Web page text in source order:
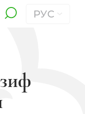
РУС